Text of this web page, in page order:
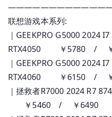
联想游戏本系列:
｜GEEKPRO G5000 2024
RTX4050 ￥5780 /
｜GEEKPRO G5000 2024
RTX4060 ￥6150 /
｜拯救者R7000 2024 R7
￥5460 / ￥6490